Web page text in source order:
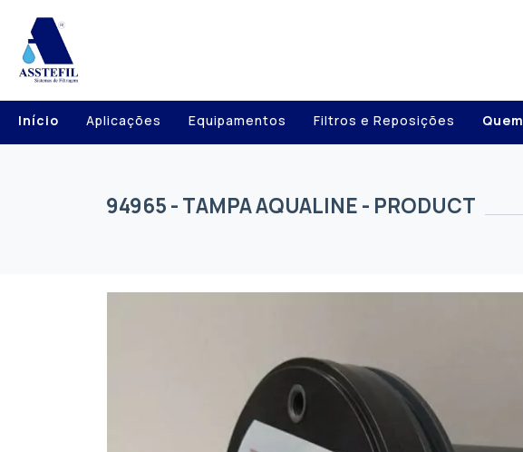
Início Aplicações Equipamentos Filtros e Reposições
94965 - TAMPA AQUALINE - PRODUCT